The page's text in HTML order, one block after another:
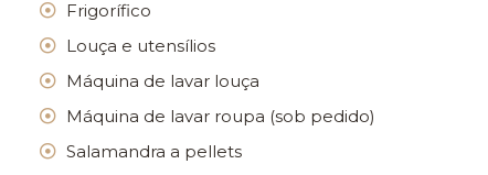
Frigorífico
Louça e utensílios
Máquina de lavar louça
Máquina de lavar roupa (sob pedido)
Salamandra a pellets